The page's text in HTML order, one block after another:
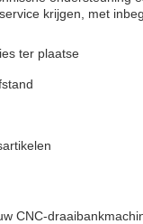
krijgen, met
ter plaatse
CNC-